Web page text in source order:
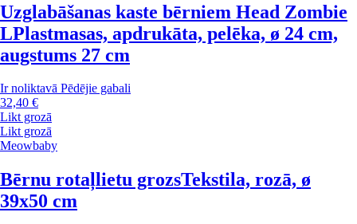
Uzglabāšanas kaste bērniem Head Zombie
LPlastmasas, apdrukāta, pelēka, ø 24 cm,
augstums 27 cm
Ir noliktavā Pēdējie gabali
32,40 €
Likt grozā
Likt grozā
Meowbaby
Bērnu rotaļlietu grozsTekstila, rozā, ø
39x50 cm